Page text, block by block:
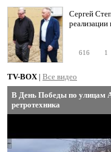
Сергей
616 1
TV-BOX | Все видео
В День Победы по улицам
ретротехника